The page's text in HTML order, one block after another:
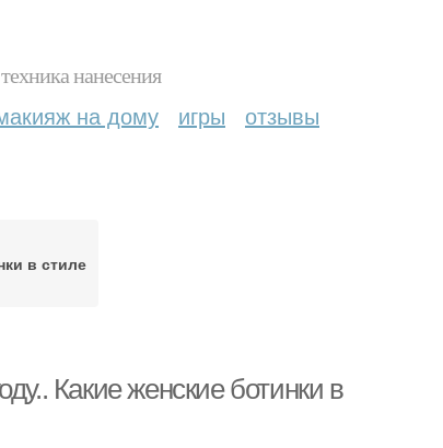
нанесения
на дому игры отзывы
в стиле
Какие женские ботинки в